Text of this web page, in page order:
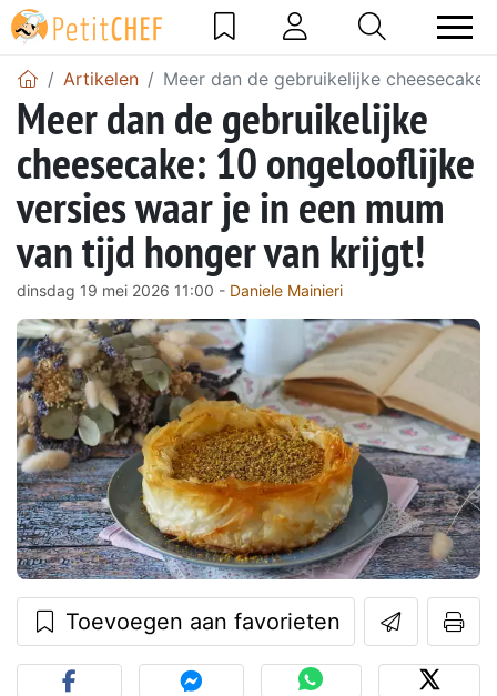
Artikelen Meer dan de gebruikelijke
Meer dan de gebruikelijke
cheesecake: 10 ongelooflijke
versies waar je in een mum
van tijd honger van krijgt!
dinsdag 19 mei 2026 11:00 - Daniele Mainieri
Toevoegen aan favorieten